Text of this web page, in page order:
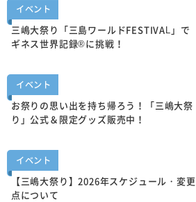
イベント
三嶋大祭り「三島ワールドFESTIVAL」で
ギネス世界記録®に挑戦！
イベント
お祭りの思い出を持ち帰ろう！「三嶋大祭
り」公式＆限定グッズ販売中！
イベント
【三嶋大祭り】2026年スケジュール・変更
点について